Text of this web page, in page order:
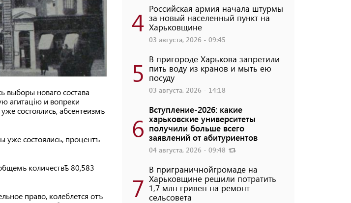
выборы новаго состава
агитацію и вопреки
состоялись, абсентеизмъ
уже состоялись, процентъ
количествѣ 80,583
право, колеблется отъ
4 Российская армия начала штурмы
за новый населенный пункт на
Харьковщине
03 августа, 2026 - 09:45
5 В пригороде Харькова запретили
пить воду из кранов и мыть ею
посуду
03 августа, 2026 - 14:18
6
Вступление-2026: какие
харьковские университеты
получили больше всего
заявлений от абитуриентов
04 августа, 2026 - 09:48
7
В приграничнойгромаде на
Харьковщине решили потратить
1,7 млн ​​гривен на ремонт
сельсовета